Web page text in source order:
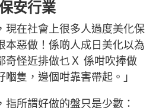
安行業
現在社會上很多人過度美化保
本惡做！係啲人成日美化以為
奇怪近排做乜Ｘ 係咁吹捧做
隻，邊個咁靠害帶起。」
所謂好做的盤只是少數：